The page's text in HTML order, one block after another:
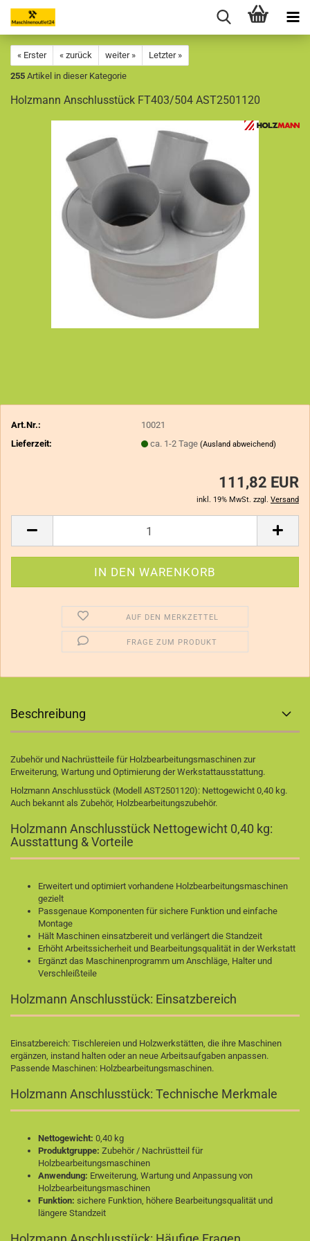
« Erster « zurück weiter »
Letzter »
255 Artikel in dieser Kategorie
Holzmann Anschlusstück FT403/504 AST2501120
Art.Nr.:
10021
Lieferzeit:
ca. 1-2 Tage(Ausland abweichend)
111,82 EUR
inkl. 19% MwSt. zzgl. Versand
AUF DEN MERKZETTEL
FRAGE ZUM PRODUKT
Beschreibung
Zubehör und Nachrüstteile für Holzbearbeitungsmaschinen zur
Erweiterung, Wartung und Optimierung der Werkstattausstattung.
Holzmann Anschlusstück (Modell AST2501120): Nettogewicht 0,40 kg.
Auch bekannt als Zubehör, Holzbearbeitungszubehör.
Holzmann Anschlusstück Nettogewicht 0,40 kg:
Ausstattung & Vorteile
Erweitert und optimiert vorhandene Holzbearbeitungsmaschinen
gezielt
Passgenaue Komponenten für sichere Funktion und einfache
Montage
Hält Maschinen einsatzbereit und verlängert die Standzeit
Erhöht Arbeitssicherheit und Bearbeitungsqualität in der Werkstatt
Ergänzt das Maschinenprogramm um Anschläge, Halter und
Verschleißteile
Holzmann Anschlusstück: Einsatzbereich
Einsatzbereich: Tischlereien und Holzwerkstätten, die ihre Maschinen
ergänzen, instand halten oder an neue Arbeitsaufgaben anpassen.
Passende Maschinen: Holzbearbeitungsmaschinen.
Holzmann Anschlusstück: Technische Merkmale
Nettogewicht: 0,40 kg
Produktgruppe: Zubehör / Nachrüstteil für
Holzbearbeitungsmaschinen
Anwendung: Erweiterung, Wartung und Anpassung von
Holzbearbeitungsmaschinen
Funktion: sichere Funktion, höhere Bearbeitungsqualität und
längere Standzeit